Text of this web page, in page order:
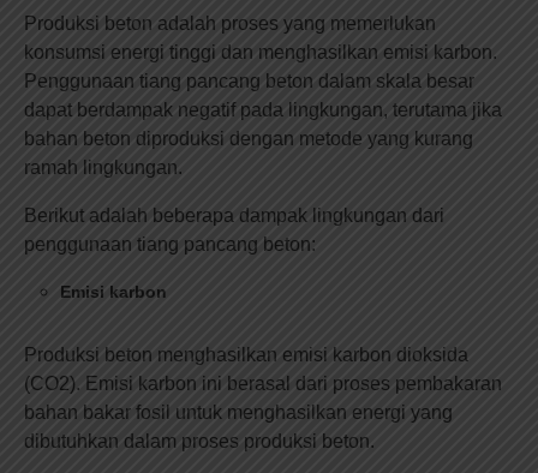
Produksi beton adalah proses yang memerlukan
konsumsi energi tinggi dan menghasilkan emisi karbon.
Penggunaan tiang pancang beton dalam skala besar
dapat berdampak negatif pada lingkungan, terutama jika
bahan beton diproduksi dengan metode yang kurang
ramah lingkungan.
Berikut adalah beberapa dampak lingkungan dari
penggunaan tiang pancang beton:
Emisi karbon
Produksi beton menghasilkan emisi karbon dioksida
(CO2). Emisi karbon ini berasal dari proses pembakaran
bahan bakar fosil untuk menghasilkan energi yang
dibutuhkan dalam proses produksi beton.